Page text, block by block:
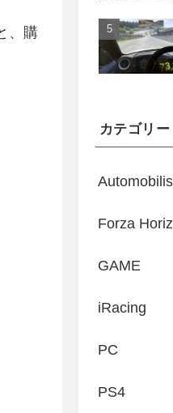
、購
カテゴリー
Forza
GAME
iRacing
PC
PS4